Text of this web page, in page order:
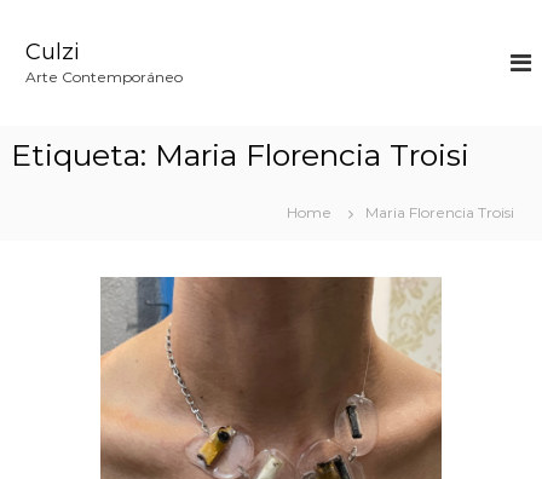
Culzi
Arte Contemporáneo
Etiqueta: Maria Florencia Troisi
Home Maria Florencia Troisi